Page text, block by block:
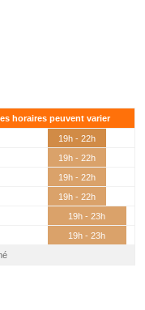
horaires peuvent varier
19h - 22h
19h - 22h
19h - 22h
19h - 22h
19h - 23h
19h - 23h